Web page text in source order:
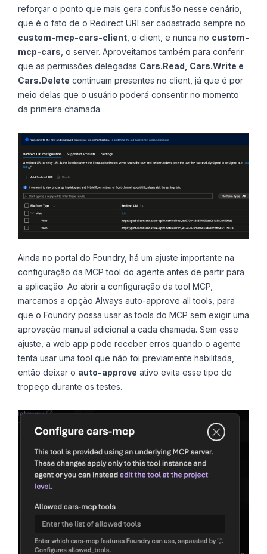
reforçar o ponto que mais gera confusão nesse cenário,
que é o fato de o Redirect URI ser cadastrado sempre no
custom-mcp-cars-client , o client, e nunca no custom-
mcp-cars , o server. Aproveitamos também para conferir
que as permissões delegadas Cars.Read, Cars.Write e
Cars.Delete continuam presentes no client, já que é por
meio delas que o usuário poderá consentir no momento
da primeira chamada.
Ainda no portal do Foundry, há um ajuste importante na
configuração da MCP tool do agente antes de partir para
a aplicação. Ao abrir a configuração da tool MCP,
marcamos a opção Always auto-approve all tools, para
que o Foundry possa usar as tools do MCP sem exigir uma
aprovação manual adicional a cada chamada. Sem esse
ajuste, a web app pode receber erros quando o agente
tenta usar uma tool que não foi previamente habilitada,
então deixar o auto-approve ativo evita esse tipo de
tropeço durante os testes.